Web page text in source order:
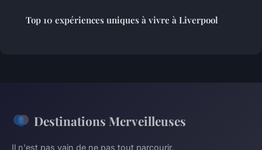
Top 10 expériences uniques à vivre à Liverpool
Destinations Merveilleuses
Il n'est pas vain de ne pas tout parcourir.